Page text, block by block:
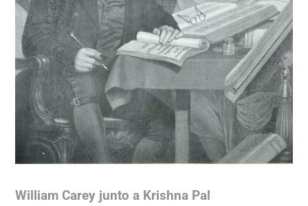
William Carey junto a Krishna Pal